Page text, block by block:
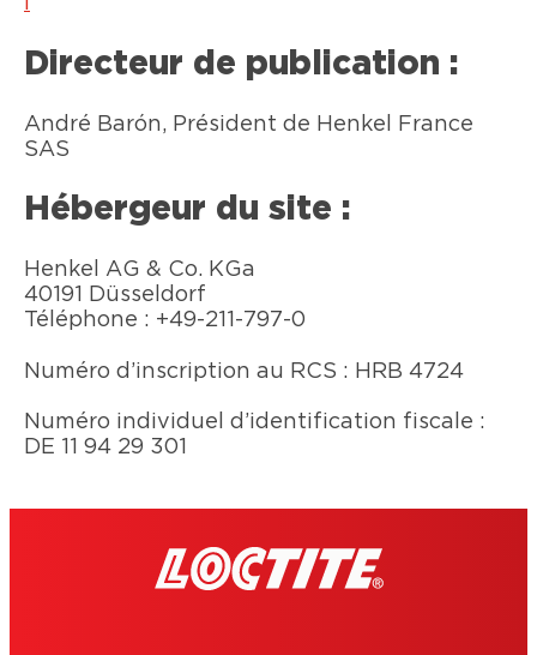
Directeur de publication :
André Barón, Président de Henkel France
SAS
Hébergeur du site :
Henkel AG & Co. KGa
40191 Düsseldorf
Téléphone : +49-211-797-0
Numéro d’inscription au RCS : HRB 4724
Numéro individuel d’identification fiscale :
DE 11 94 29 301